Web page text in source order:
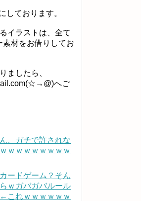
しております。
イラストは、全て
材をお借りしてお
ましたら、
へご
、ガチで許されな
ｗｗｗｗｗｗｗｗ
ードゲーム？そん
ｗガバガバルール
これｗｗｗｗｗｗ